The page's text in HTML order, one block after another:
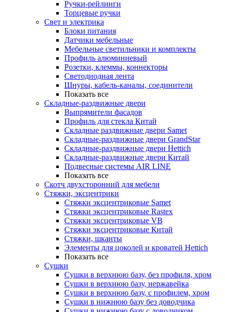
Ручки-рейлинги
Торцевые ручки
Свет и электрика
Блоки питания
Датчики мебельные
Мебельные светильники и комплекты
Профиль алюминиевый
Розетки, клеммы, коннекторы
Светодиодная лента
Шнуры, кабель-каналы, соединители
Показать все
Складные-раздвижные двери
Выпрямители фасадов
Профиль для стекла Китай
Складные раздвижные двери Samet
Складные-раздвижные двери GrandStar
Складные-раздвижные двери Hettich
Складные-раздвижные двери Китай
Подвесные системы AIR LINE
Показать все
Скотч двухсторонний для мебели
Стяжки, эксцентрики
Cтяжки эксцентриковые Samet
Стяжки эксцентриковые Rastex
Стяжки эксцентриковые VB
Стяжки эксцентриковые Китай
Стяжки, шканты
Элементы для цоколей и кроватей Hettich
Показать все
Сушки
Сушки в верхнюю базу, без профиля, хром
Сушки в верхнюю базу, нержавейка
Сушки в верхнюю базу, с профилем, хром
Сушки в нижнюю базу без доводчика